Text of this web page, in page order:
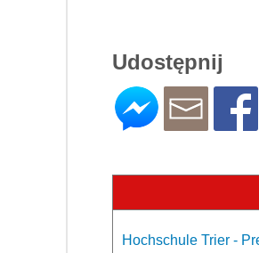
Udostępnij
Hochschule Trier -